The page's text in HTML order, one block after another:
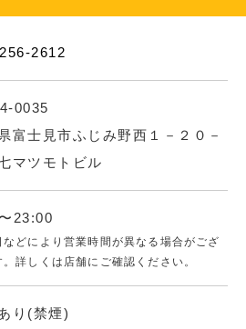
2612
0035
富士見市ふじみ野西１－２０－
マツモトビル
23:00
どにより営業時間が異なる場合がござ
。詳しくは店舗にご確認ください。
り(禁煙)